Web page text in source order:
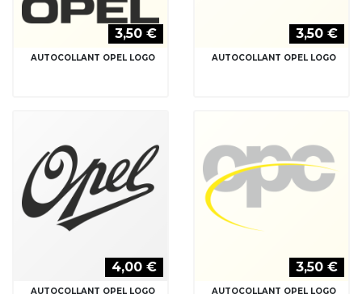
3,50 €
AUTOCOLLANT OPEL LOGO
3,50 €
AUTOCOLLANT OPEL LOGO
4,00 €
AUTOCOLLANT OPEL LOGO
3,50 €
AUTOCOLLANT OPEL LOGO